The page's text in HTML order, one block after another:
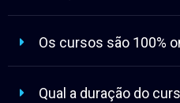
Os cursos são 100%
Qual a duração do